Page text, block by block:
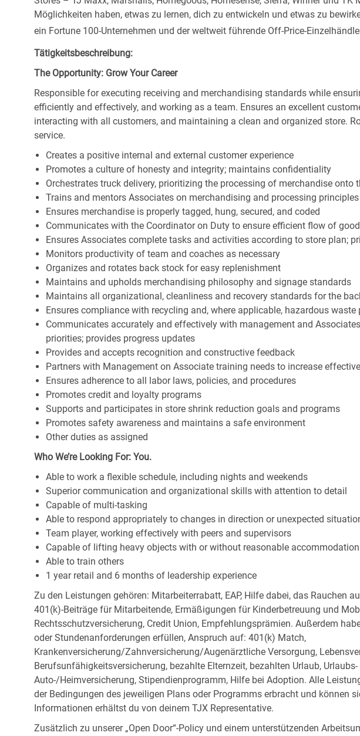
Möglichkeiten haben, etwas zu lernen, dich zu entwickeln und etwas zu
ein Fortune 100-Unternehmen und der weltweit führende Off-Price-
Tätigkeitsbeschreibung:
The Opportunity: Grow Your Career
Responsible for executing receiving and merchandising standards while
efficiently and effectively, and working as a team. Ensures an excellent
interacting with all customers, and maintaining a clean and organized store.
service.
Creates a positive internal and external customer experience
Promotes a culture of honesty and integrity; maintains confidentiality
Orchestrates truck delivery, prioritizing the processing of merchandise onto
Trains and mentors Associates on merchandising and processing principles
Ensures merchandise is properly tagged, hung, secured, and coded
Communicates with the Coordinator on Duty to ensure efficient flow of
Ensures Associates complete tasks and activities according to store plan;
Monitors productivity of team and coaches as necessary
Organizes and rotates back stock for easy replenishment
Maintains and upholds merchandising philosophy and signage standards
Maintains all organizational, cleanliness and recovery standards for the
Ensures compliance with recycling and, where applicable, hazardous waste
Communicates accurately and effectively with management and
priorities; provides progress updates
Provides and accepts recognition and constructive feedback
Partners with Management on Associate training needs to increase
Ensures adherence to all labor laws, policies, and procedures
Promotes credit and loyalty programs
Supports and participates in store shrink reduction goals and programs
Promotes safety awareness and maintains a safe environment
Other duties as assigned
Who We’re Looking For: You.
Able to work a flexible schedule, including nights and weekends
Superior communication and organizational skills with attention to detail
Capable of multi-tasking
Able to respond appropriately to changes in direction or unexpected
Team player, working effectively with peers and supervisors
Capable of lifting heavy objects with or without reasonable accommodation
Able to train others
1 year retail and 6 months of leadership experience
Zu den Leistungen gehören: Mitarbeiterrabatt, EAP, Hilfe dabei, das Rauchen
401(k)-Beiträge für Mitarbeitende, Ermäßigungen für Kinderbetreuung und
Rechtsschutzversicherung, Credit Union, Empfehlungsprämien. Außerdem
oder Stundenanforderungen erfüllen, Anspruch auf: 401(k) Match,
Krankenversicherung/Zahnversicherung/Augenärztliche Versorgung,
Berufsunfähigkeitsversicherung, bezahlte Elternzeit, bezahlten Urlaub,
Auto-/Heimversicherung, Stipendienprogramm, Hilfe bei Adoption. Alle
der Bedingungen des jeweiligen Plans oder Programms erbracht und können
Informationen erhältst du von deinem TJX Representative.
Zusätzlich zu unserer „Open Door“-Policy und einem unterstützenden